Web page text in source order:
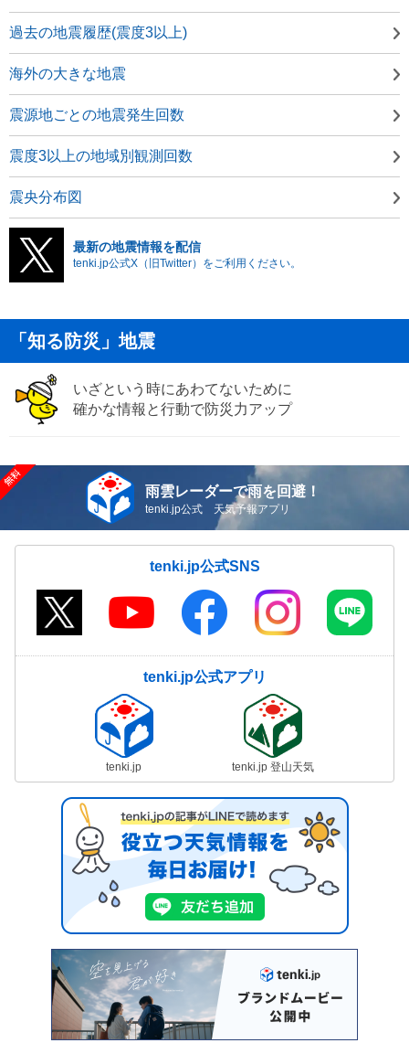
過去の地震履歴(震度3以上)
海外の大きな地震
震源地ごとの地震発生回数
震度3以上の地域別観測回数
震央分布図
最新の地震情報を配信
tenki.jp公式X（旧Twitter）をご利用ください。
「知る防災」地震
いざという時にあわてないために
確かな情報と行動で防災力アップ
雨雲レーダーで雨を回避！
tenki.jp公式 天気予報アプリ
tenki.jp公式SNS
tenki.jp公式アプリ
tenki.jp tenki.jp 登山天気